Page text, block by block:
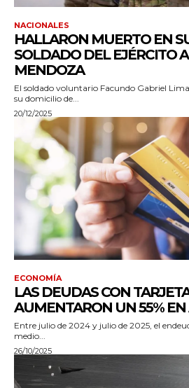
NACIONALES
HALLARON MUERTO EN
SOLDADO DEL EJÉRCITO
MENDOZA
El soldado voluntario Facundo Gabriel
su domicilio de...
20/12/2025
ECONOMÍA
LAS DEUDAS CON
AUMENTARON UN 55%
Entre julio de 2024 y julio de 2025, el
medio...
26/10/2025